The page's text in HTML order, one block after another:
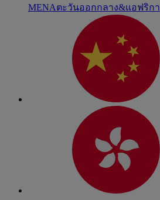
MENAตะวันออกกลาง&แอฟริกา